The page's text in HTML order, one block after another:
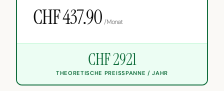
CHF 437.90 /Monat
CHF 2921
THEORETISCHE PREISSPANNE / JAHR